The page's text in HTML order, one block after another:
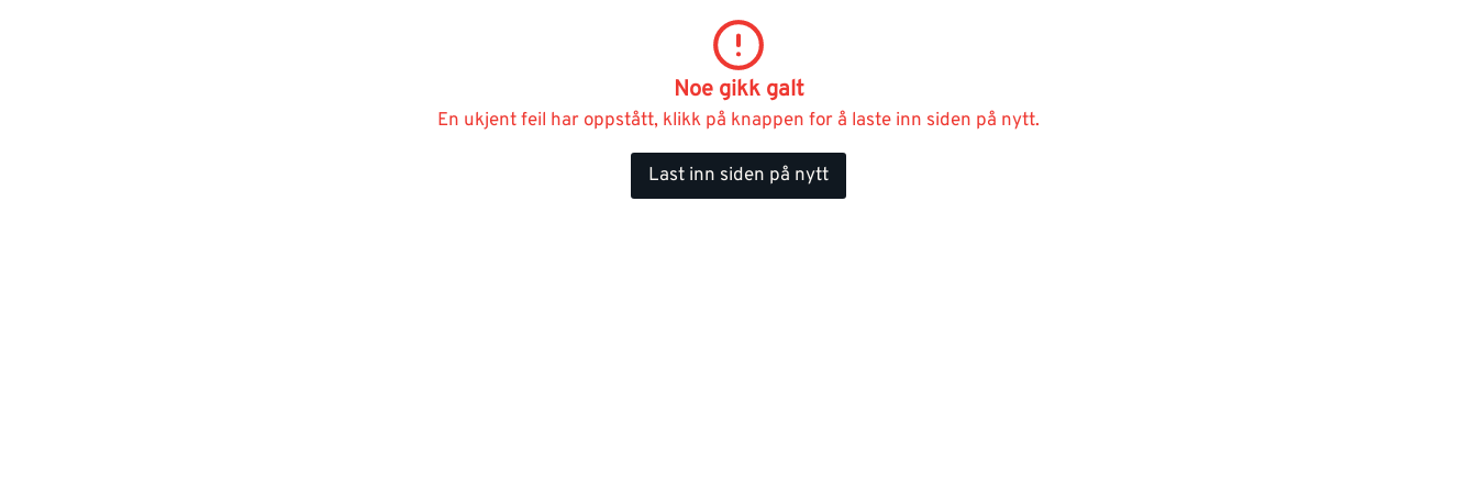
Noe gikk galt
En ukjent feil har oppstått, klikk på knappen for å laste inn siden på nytt.
Last inn siden på nytt